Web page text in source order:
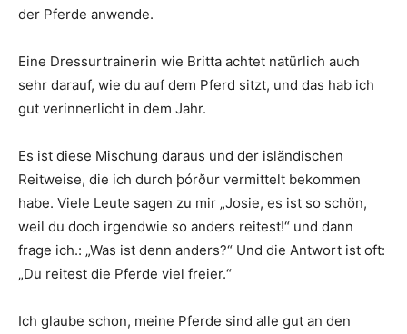
der Pferde anwende.
Eine Dressurtrainerin wie Britta achtet natürlich auch
sehr darauf, wie du auf dem Pferd sitzt, und das hab ich
gut verinnerlicht in dem Jahr.
Es ist diese Mischung daraus und der isländischen
Reitweise, die ich durch þórður vermittelt bekommen
habe. Viele Leute sagen zu mir „Josie, es ist so schön,
weil du doch irgendwie so anders reitest!“ und dann
frage ich.: „Was ist denn anders?“ Und die Antwort ist oft:
„Du reitest die Pferde viel freier.“
Ich glaube schon, meine Pferde sind alle gut an den